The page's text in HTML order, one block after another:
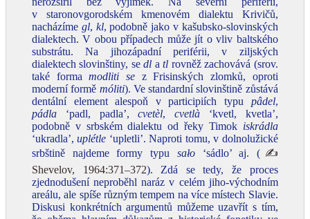
v staronovgorodském kmenovém dialektu Krivičů,
nacházíme gl, kl, podobně jako v kašubsko-slovinských
dialektech. V obou případech může jít o vliv baltského
substrátu. Na jihozápadní periférii, v ziljských
dialektech slovinštiny, sedl atl rovněž zachovává (srov.
také formamodliti se z Frisinských zlomků, oproti
moderní formě móliti). Ve standardní slovinštině zůstává
dentální element alespoň v participiích typu pâdel,
pádla ‘padl, padla’,cvetèl,cvetlà ‘kvetl, kvetla’,
podobně v srbském dialektu od řeky Timok iskrádla
‘ukradla’,uplétle ‘upletli’. Naproti tomu, v dolnolužické
srbštině najdeme formy typu sało‘sádlo’ aj. ( ✍
Shevelov, 1964:371–372). Zdá se tedy, že proces
zjednodušení neproběhl naráz v celém jiho-východním
areálu, ale spíše různým tempem na více místech Slavie.
Diskusi konkrétních argumentů můžeme uzavřít s tím,